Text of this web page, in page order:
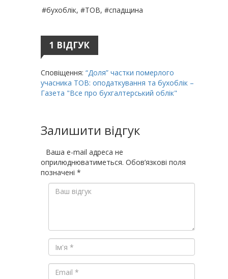
#бухоблік, #ТОВ, #спадщина
1 ВІДГУК
Сповіщення: “Доля” частки померлого
учасника ТОВ: оподаткування та бухоблік –
Газета "Все про бухгалтерський облік"
Залишити відгук
Ваша e-mail адреса не
оприлюднюватиметься. Обов’язкові поля
позначені *